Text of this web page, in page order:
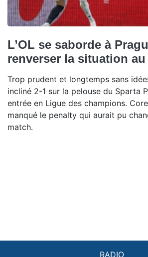
L’OL se saborde à
renverser la situation
Trop prudent et longtemps sans
incliné 2-1 sur la pelouse du Sparta
entrée en Ligue des champions.
manqué le penalty qui aurait pu
match.
RADIO